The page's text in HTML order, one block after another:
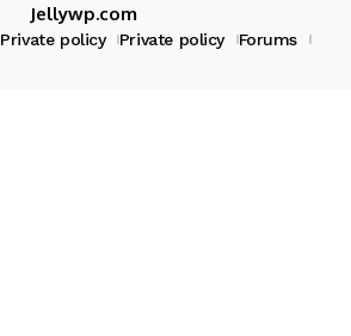
Jellywp.com
Private policy Private policy
Forums